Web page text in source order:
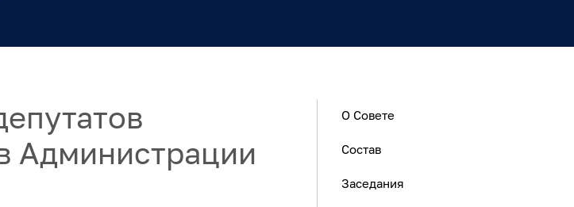
Администрации
О Совете
Состав
Заседания